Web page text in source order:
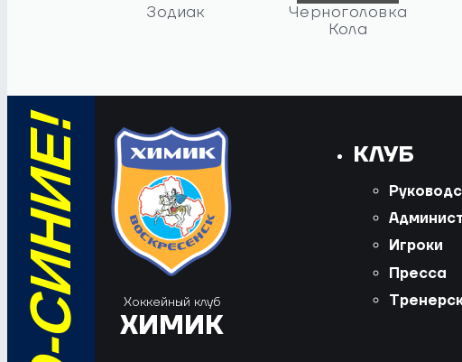
Зодиак
Черноголовка
Кола
Хоккейный клуб
ХИМИК
КЛУБ
Игроки
Пресса